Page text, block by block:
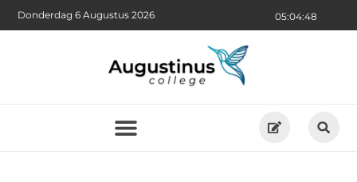
05:04:49
Donderdag 6 Augustus 2026